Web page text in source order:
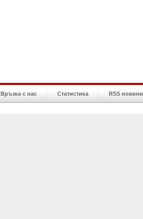
Връзка с нас Статистика RSS новини